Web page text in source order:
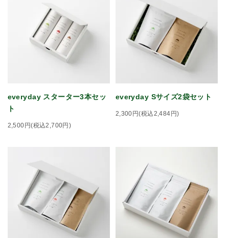
everyday スターター3本セッ
ト
2,500円(税込2,700円)
everyday Sサイズ2袋セット
2,300円(税込2,484円)